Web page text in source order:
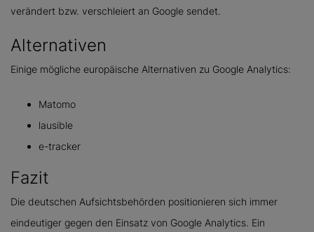
verändert bzw. verschleiert an Google sendet.
Alternativen
Einige mögliche europäische Alternativen zu Google Analytics:
Matomo
lausible
e-tracker
Fazit
Die deutschen Aufsichtsbehörden positionieren sich immer
eindeutiger gegen den Einsatz von Google Analytics. Ein